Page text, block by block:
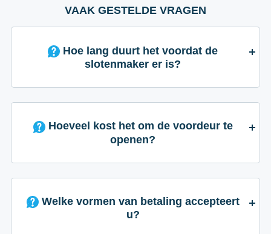
VAAK GESTELDE VRAGEN
slotenmaker er is?
Hoeveel kost het om de voordeur te
openen?
Welke vormen van betaling accepteert
u?